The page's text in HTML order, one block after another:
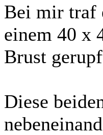
Bei mir traf
einem 40 x
Brust
Diese